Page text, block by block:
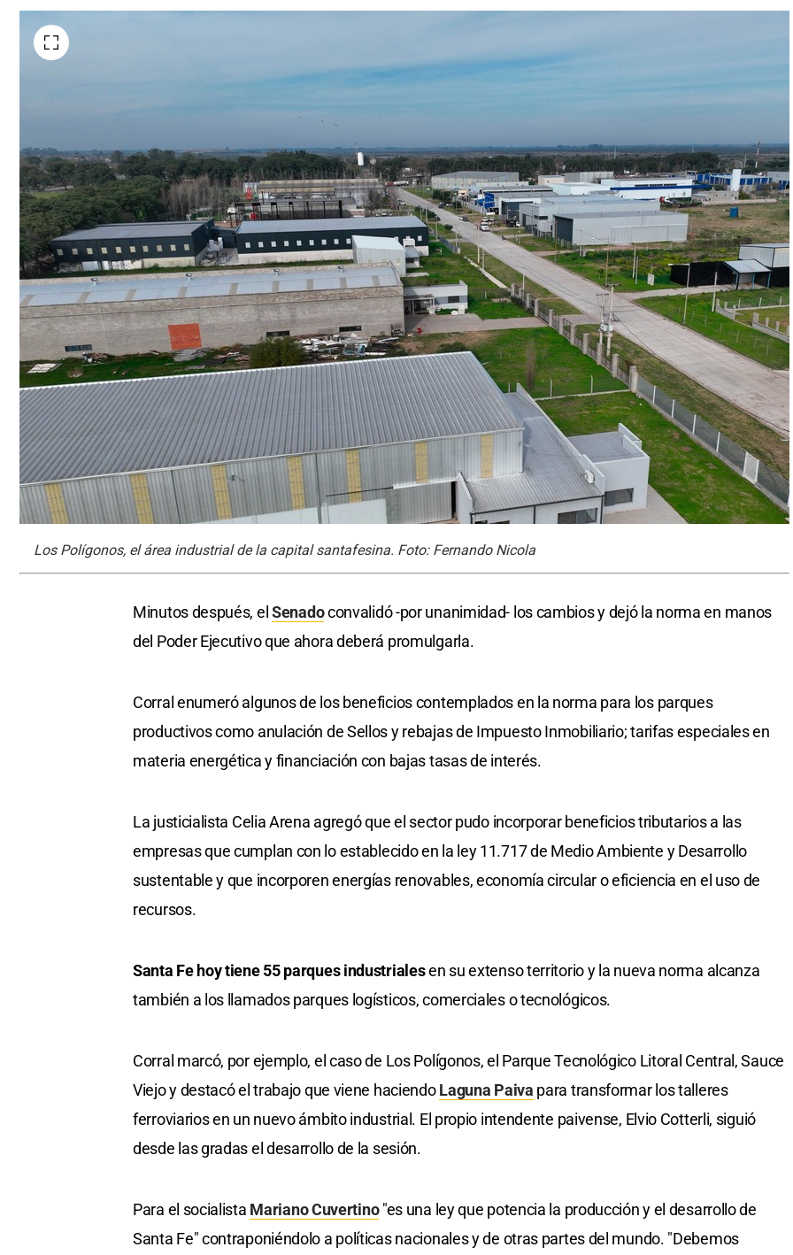
Los Polígonos, el área industrial de la capital santafesina. Foto: Fernando Nicola
Minutos después, el Senadoconvalidó -por unanimidad- los cambios y dejó la norma en manos
del Poder Ejecutivo que ahora deberá promulgarla.
Corral enumeró algunos de los beneficios contemplados en la norma para los parques
productivos como anulación de Sellos y rebajas de Impuesto Inmobiliario; tarifas especiales en
materia energética y financiación con bajas tasas de interés.
La justicialista Celia Arena agregó que el sector pudo incorporar beneficios tributarios a las
empresas que cumplan con lo establecido en la ley 11.717 de Medio Ambiente y Desarrollo
sustentable y que incorporen energías renovables, economía circular o eficiencia en el uso de
recursos.
Santa Fe hoy tiene 55 parques industrialesen su extenso territorio y la nueva norma alcanza
también a los llamados parques logísticos, comerciales o tecnológicos.
Corral marcó, por ejemplo, el caso de Los Polígonos, el Parque Tecnológico Litoral Central, Sauce
Viejo y destacó el trabajo que viene haciendoLaguna Paiva para transformar los talleres
ferroviarios en un nuevo ámbito industrial. El propio intendente paivense, Elvio Cotterli, siguió
desde las gradas el desarrollo de la sesión.
Para el socialista Mariano Cuvertino"es una ley que potencia la producción y el desarrollo de
Santa Fe" contraponiéndolo a políticas nacionales y de otras partes del mundo. "Debemos